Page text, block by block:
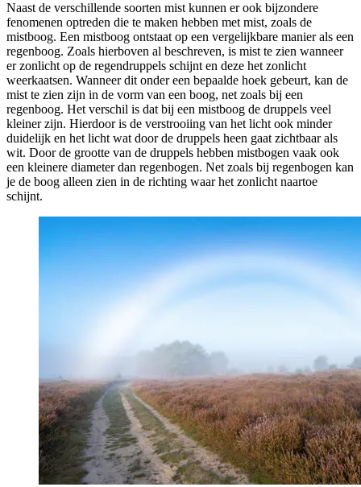
Naast de verschillende soorten mist kunnen er ook bijzondere
fenomenen optreden die te maken hebben met mist, zoals de
mistboog. Een mistboog ontstaat op een vergelijkbare manier als een
regenboog. Zoals hierboven al beschreven, is mist te zien wanneer
er zonlicht op de regendruppels schijnt en deze het zonlicht
weerkaatsen. Wanneer dit onder een bepaalde hoek gebeurt, kan de
mist te zien zijn in de vorm van een boog, net zoals bij een
regenboog. Het verschil is dat bij een mistboog de druppels veel
kleiner zijn. Hierdoor is de verstrooiing van het licht ook minder
duidelijk en het licht wat door de druppels heen gaat zichtbaar als
wit. Door de grootte van de druppels hebben mistbogen vaak ook
een kleinere diameter dan regenbogen. Net zoals bij regenbogen kan
je de boog alleen zien in de richting waar het zonlicht naartoe
schijnt.